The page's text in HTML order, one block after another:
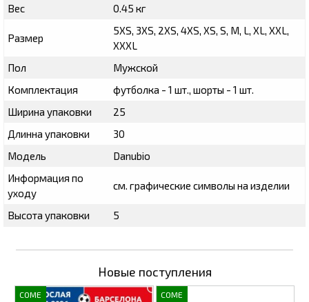
Вес
0.45 кг
Размер
5XS, 3XS, 2XS, 4XS, XS, S, M, L, XL, XXL,
XXXL
Пол
Мужской
Комплектация
футболка - 1 шт., шорты - 1 шт.
Ширина упаковки
25
Длинна упаковки
30
Модель
Danubio
Информация по
уходу
см. графические символы на изделии
Высота упаковки 5
Новые поступления
COME COME